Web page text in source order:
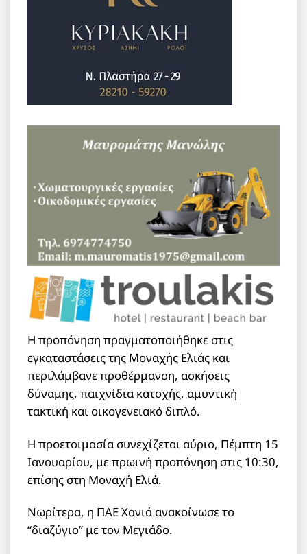
Η προπόνηση πραγματοποιήθηκε στις
εγκαταστάσεις της Μοναχής Ελιάς και
περιλάμβανε προθέρμανση, ασκήσεις
δύναμης, παιχνίδια κατοχής, αμυντική
τακτική και οικογενειακό διπλό.
Η προετοιμασία συνεχίζεται αύριο, Πέμπτη 15
Ιανουαρίου, με πρωινή προπόνηση στις 10:30,
επίσης στη Μοναχή Ελιά.
Νωρίτερα, η ΠΑΕ Χανιά ανακοίνωσε το
“διαζύγιο” με τον Μεγιάδο.